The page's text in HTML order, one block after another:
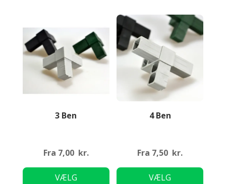
3 Ben
Fra 7,00 kr.
VÆLG
Dette
4 Ben
Fra 7,50 kr.
VÆLG